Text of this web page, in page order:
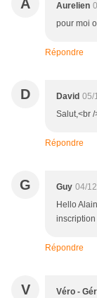
A Aurelien
pour moi
Répondre
D David 05/
Salut,<br
Répondre
G Guy 04/
Hello
inscription
Répondre
V Véro -